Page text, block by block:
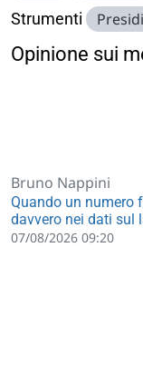
Strumenti
Opinione sui
Bruno Nappini
Quando un numero
davvero nei dati sul
07/08/2026 09:20